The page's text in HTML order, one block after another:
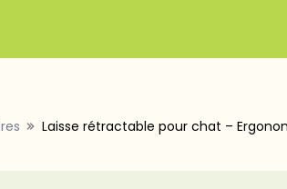
Laisse rétractable pour chat –